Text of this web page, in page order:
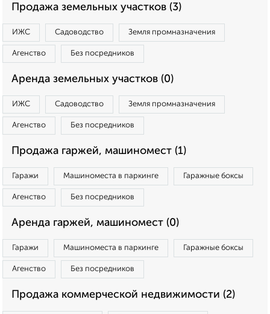
Продажа земельных участков (3)
ИЖС Садоводство Земля промназначения
Агенство Без посредников
Аренда земельных участков (0)
ИЖС Садоводство Земля промназначения
Агенство Без посредников
Продажа гаржей, машиномест (1)
Гаражи Машиноместа в паркинге Гаражные боксы
Агенство Без посредников
Аренда гаржей, машиномест (0)
Гаражи Машиноместа в паркинге Гаражные боксы
Агенство Без посредников
Продажа коммерческой недвижимости (2)